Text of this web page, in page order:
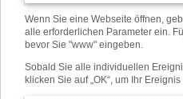
Wenn Sie eine Webseite öffnen,
alle erforderlichen Parameter ein.
bevor Sie "www" eingeben.
Sobald Sie alle individuellen
klicken Sie auf „OK“, um Ihr